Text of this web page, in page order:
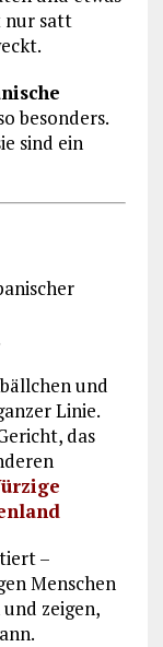
nur satt
besonders.
sind ein
und
Linie.
das
–
Menschen
zeigen,